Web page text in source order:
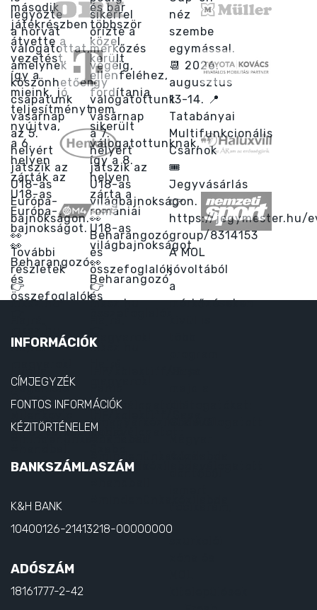
INFORMÁCIÓK
CÍMJEGYZÉK
FONTOS INFORMÁCIÓK
KÉZITÖRTÉNELEM
BANKSZÁMLASZÁM
K&H BANK
10400126-21413218-00000000
ADÓSZÁM
18161777-2-42